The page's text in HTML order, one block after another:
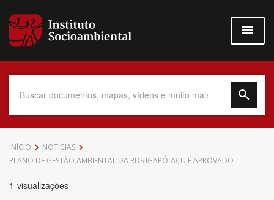
para
conteúdo
Data do Documento
INÍCIO
NOTÍCIAS
PLANO DE GESTÃO AMBIENTAL DA RDS IGAPÓ-AÇU É APROVADO
1 visualizações